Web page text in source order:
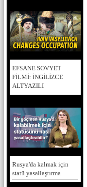
EFSANE SOVYET
FİLMİ: İNGİLİZCE
ALTYAZILI
Rusya'da kalmak için
statü yasallaştırma